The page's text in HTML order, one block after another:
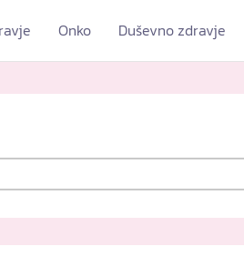
Onko Duševno zdravje